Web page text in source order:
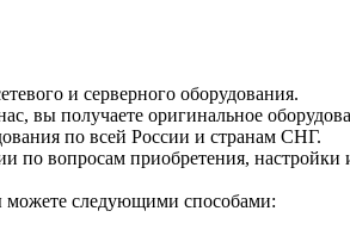
и серверного оборудования.
вы получаете оригинальное
по всей России и странам СНГ.
вопросам приобретения, настройки
можете следующими способами: